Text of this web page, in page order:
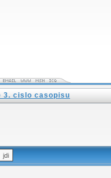
3. cislo casopisu